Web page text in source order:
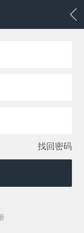
找回密码